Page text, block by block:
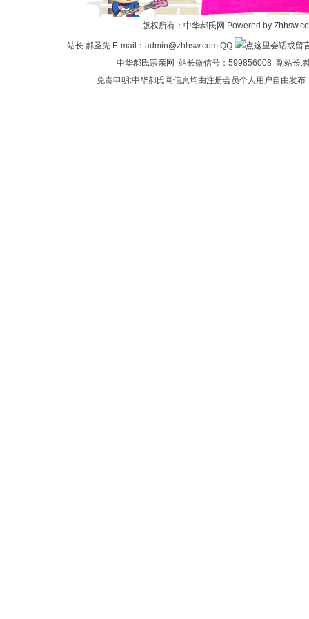
版权所有： 中华郝氏网 Powered by
站长:郝圣先 E-mail：admin@zhhsw.com QQ
中华郝氏宗亲网 站长微信号：599856008 副站长:
免责申明:中华郝氏网信息均由注册会员个人用户自由发